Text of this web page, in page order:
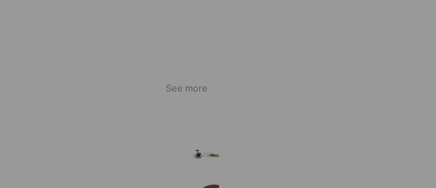
See more